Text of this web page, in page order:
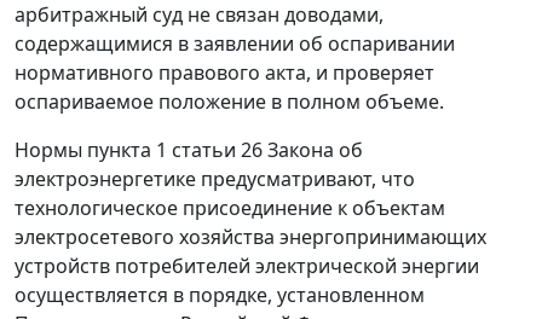
арбитражный суд не связан доводами,
содержащимися в заявлении об оспаривании
нормативного правового акта, и проверяет
оспариваемое положение в полном объеме.
Нормы пункта 1 статьи 26 Закона об
электроэнергетике предусматривают, что
технологическое присоединение к объектам
электросетевого хозяйства энергопринимающих
устройств потребителей электрической энергии
осуществляется в порядке, установленном